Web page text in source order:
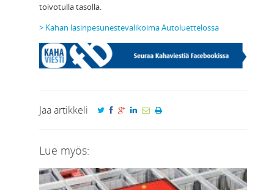
toivotulla tasolla.
> Kahan lasinpesunestevalikoima Autoluettelossa
Jaa artikkeli
Lue myös: